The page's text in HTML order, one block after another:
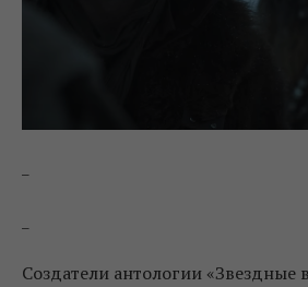
Создатели антологии «Звездные